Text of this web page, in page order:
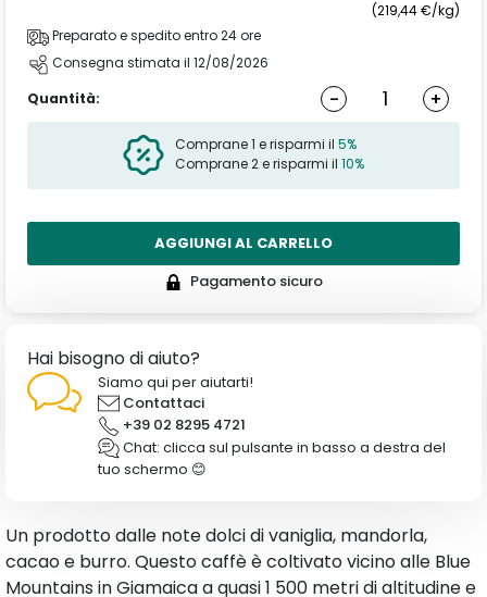
(219,44 €/kg)
Preparato e spedito entro 24 ore
Consegna stimata il 12/08/2026
Quantità:
- +
Comprane 1 e risparmi il 5%
Comprane 2 e risparmi il 10%
AGGIUNGI AL CARRELLO
Pagamento sicuro
Hai bisogno di aiuto?
Siamo qui per aiutarti!
Contattaci
+39 02 8295 4721
Chat: clicca sul pulsante in basso a destra del
tuo schermo 😊
Un prodotto dalle note dolci di vaniglia, mandorla,
cacao e burro. Questo caffè è coltivato vicino alle Blue
Mountains in Giamaica a quasi 1 500 metri di altitudine e